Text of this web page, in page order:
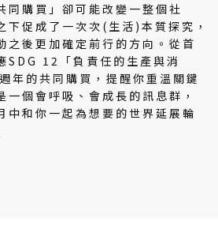
同購買」卻可能改變一整個社
下促成了一次次(生活)本質探究，
之後更加確定前行的方向。從首
SDG 12「負責任的生產與消
年的共同購買，提醒你重溫關鍵
一個會呼吸、會成長的訊息群，
中和你一起為想要的世界延展輪